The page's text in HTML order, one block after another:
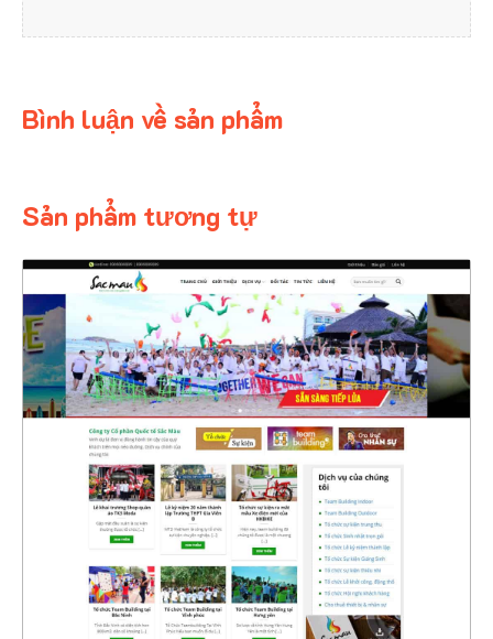
Bình luận về sản phẩm
Sản phẩm tương tự
4394
CHI TIẾT